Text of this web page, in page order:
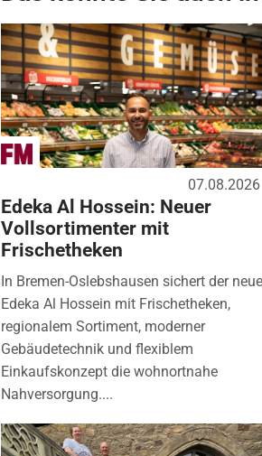
07.08.2026
Edeka Al Hossein: Neuer
Vollsortimenter mit
Frischetheken
In Bremen-Oslebshausen sichert der neue
Edeka Al Hossein mit Frischetheken,
regionalem Sortiment, moderner
Gebäudetechnik und flexiblem
Einkaufskonzept die wohnortnahe
Nahversorgung....